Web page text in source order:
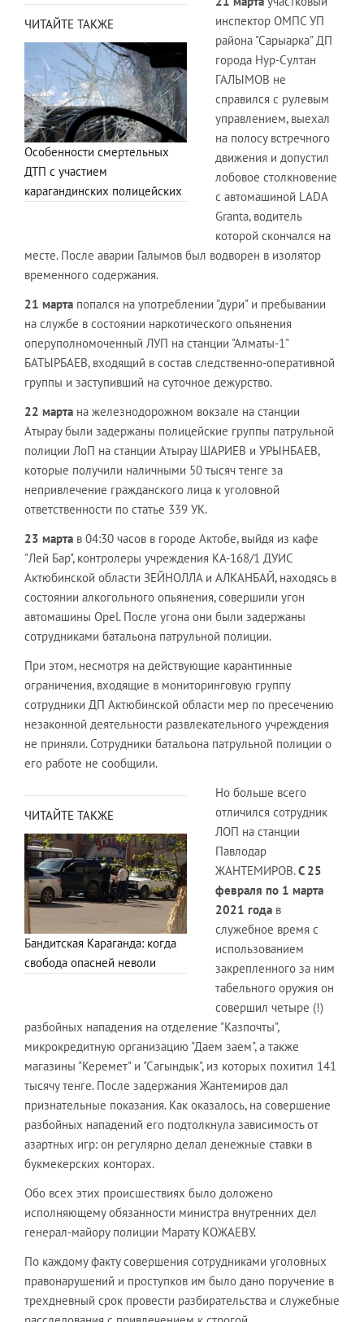
ЧИТАЙТЕ ТАКЖЕ
Особенности смертельных
ДТП с участием
карагандинских полицейских
инспектор ОМПС УП
района "Сарыарка" ДП
города Нур-Султан
ГАЛЫМОВ не
справился с рулевым
управлением, выехал
на полосу встречного
движения и допустил
лобовое столкновение
с автомашиной LADA
Granta, водитель
которой скончался на
месте. После аварии Галымов был водворен в изолятор
временного содержания.
21 марта попался на употреблении "дури" и пребывании
на службе в состоянии наркотического опьянения
оперуполномоченный ЛУП на станции "Алматы-1"
БАТЫРБАЕВ, входящий в состав следственно-оперативной
группы и заступивший на суточное дежурство.
22 марта на железнодорожном вокзале на станции
Атырау были задержаны полицейские группы патрульной
полиции ЛоП на станции Атырау ШАРИЕВ и УРЫНБАЕВ,
которые получили наличными 50 тысяч тенге за
непривлечение гражданского лица к уголовной
ответственности по статье 339 УК.
23 марта в 04:30 часов в городе Актобе, выйдя из кафе
"Лей Бар", контролеры учреждения КА-168/1 ДУИС
Актюбинской области ЗЕЙНОЛЛА и АЛКАНБАЙ, находясь в
состоянии алкогольного опьянения, совершили угон
автомашины Opel. После угона они были задержаны
сотрудниками батальона патрульной полиции.
При этом, несмотря на действующие карантинные
ограничения, входящие в мониторинговую группу
сотрудники ДП Актюбинской области мер по пресечению
незаконной деятельности развлекательного учреждения
не приняли. Сотрудники батальона патрульной полиции о
его работе не сообщили.
ЧИТАЙТЕ ТАКЖЕ
Бандитская Караганда: когда
свобода опасней неволи
Но больше всего
отличился сотрудник
ЛОП на станции
Павлодар
ЖАНТЕМИРОВ.С 25
февраля по 1 марта
2021 года в
служебное время с
использованием
закрепленного за ним
табельного оружия он
совершил четыре (!)
разбойных нападения на отделение "Казпочты",
микрокредитную организацию "Даем заем", а также
магазины "Керемет" и "Сагындык", из которых похитил 141
тысячу тенге. После задержания Жантемиров дал
признательные показания. Как оказалось, на совершение
разбойных нападений его подтолкнула зависимость от
азартных игр: он регулярно делал денежные ставки в
букмекерских конторах.
Обо всех этих происшествиях было доложено
исполняющему обязанности министра внутренних дел
генерал-майору полиции Марату КОЖАЕВУ.
По каждому факту совершения сотрудниками уголовных
правонарушений и проступков им было дано поручение в
трехдневный срок провести разбирательства и служебные